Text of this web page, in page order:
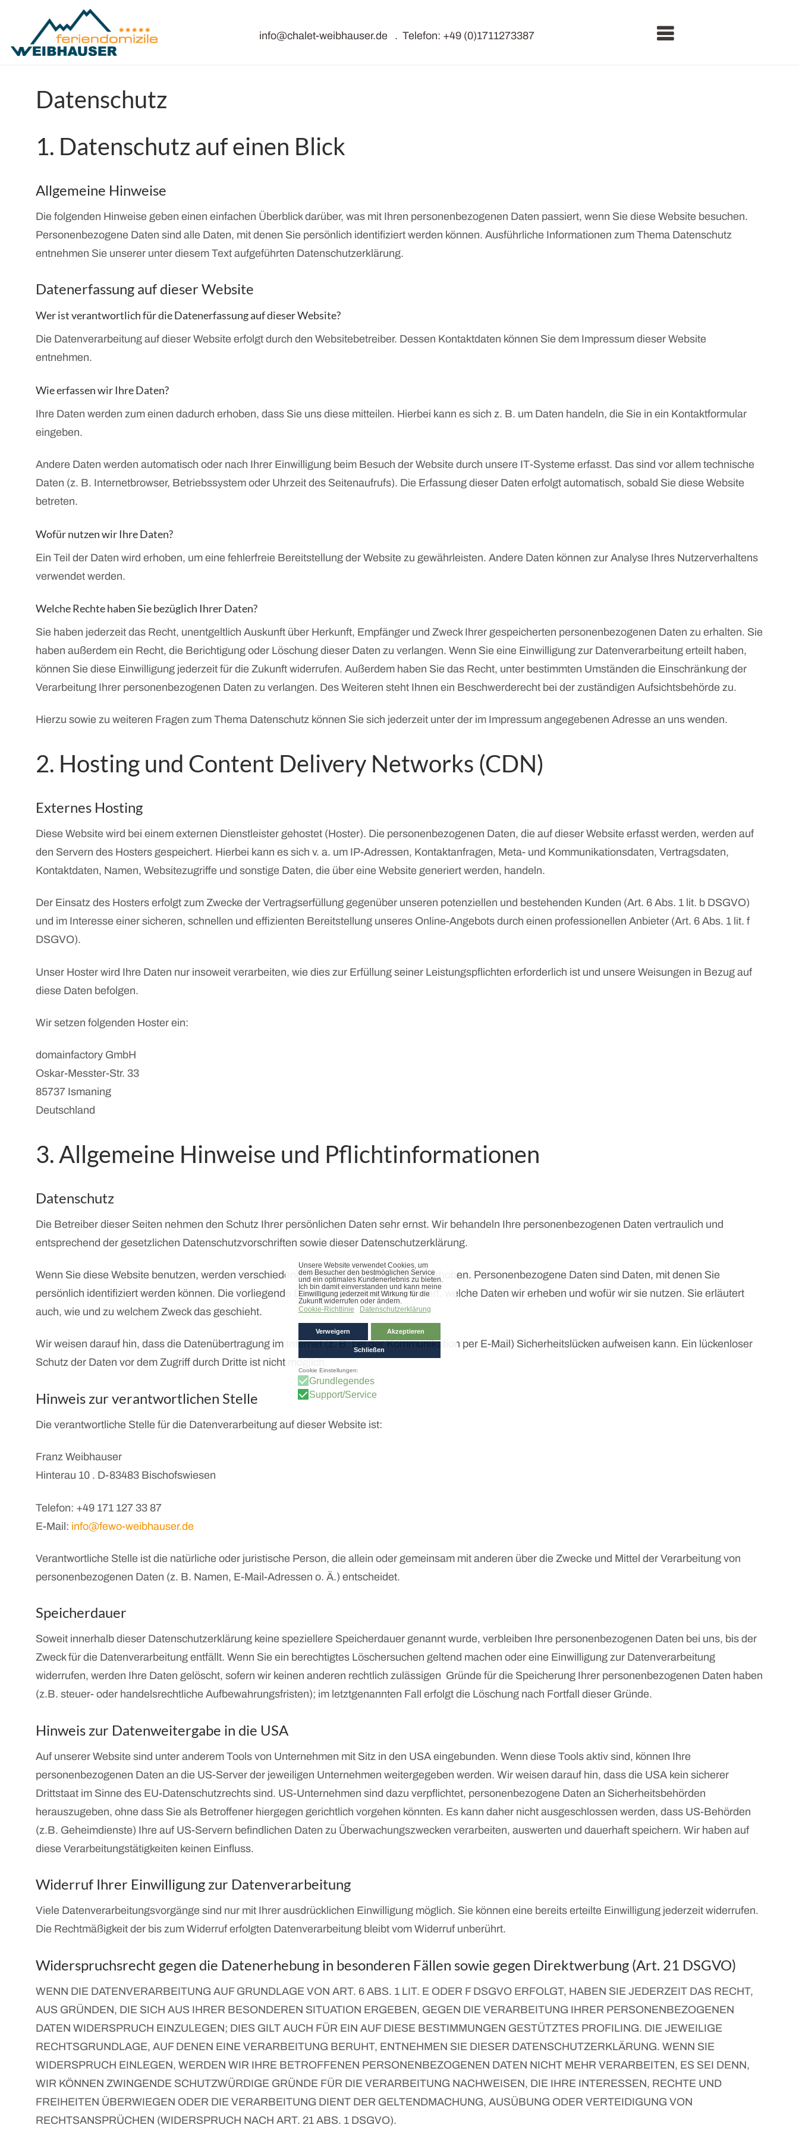
info@chalet-weibhauser.de . Telefon: +49 (0)1711273387
Datenschutz
1. Datenschutz auf einen Blick
Allgemeine Hinweise
Die folgenden Hinweise geben einen einfachen Überblick darüber, was mit Ihren personenbezogenen Daten passiert, wenn Sie diese Website besuchen.
Personenbezogene Daten sind alle Daten, mit denen Sie persönlich identifiziert werden können. Ausführliche Informationen zum Thema Datenschutz
entnehmen Sie unserer unter diesem Text aufgeführten Datenschutzerklärung.
Datenerfassung auf dieser Website
Wer ist verantwortlich für die Datenerfassung auf dieser Website?
Die Datenverarbeitung auf dieser Website erfolgt durch den Websitebetreiber. Dessen Kontaktdaten können Sie dem Impressum dieser Website
entnehmen.
Wie erfassen wir Ihre Daten?
Ihre Daten werden zum einen dadurch erhoben, dass Sie uns diese mitteilen. Hierbei kann es sich z. B. um Daten handeln, die Sie in ein Kontaktformular
eingeben.
Andere Daten werden automatisch oder nach Ihrer Einwilligung beim Besuch der Website durch unsere IT-Systeme erfasst. Das sind vor allem technische
Daten (z. B. Internetbrowser, Betriebssystem oder Uhrzeit des Seitenaufrufs). Die Erfassung dieser Daten erfolgt automatisch, sobald Sie diese Website
betreten.
Wofür nutzen wir Ihre Daten?
Ein Teil der Daten wird erhoben, um eine fehlerfreie Bereitstellung der Website zu gewährleisten. Andere Daten können zur Analyse Ihres Nutzerverhaltens
verwendet werden.
Welche Rechte haben Sie bezüglich Ihrer Daten?
Sie haben jederzeit das Recht, unentgeltlich Auskunft über Herkunft, Empfänger und Zweck Ihrer gespeicherten personenbezogenen Daten zu erhalten. Sie
haben außerdem ein Recht, die Berichtigung oder Löschung dieser Daten zu verlangen. Wenn Sie eine Einwilligung zur Datenverarbeitung erteilt haben,
können Sie diese Einwilligung jederzeit für die Zukunft widerrufen. Außerdem haben Sie das Recht, unter bestimmten Umständen die Einschränkung der
Verarbeitung Ihrer personenbezogenen Daten zu verlangen. Des Weiteren steht Ihnen ein Beschwerderecht bei der zuständigen Aufsichtsbehörde zu.
Hierzu sowie zu weiteren Fragen zum Thema Datenschutz können Sie sich jederzeit unter der im Impressum angegebenen Adresse an uns wenden.
2. Hosting und Content Delivery Networks (CDN)
Externes Hosting
Diese Website wird bei einem externen Dienstleister gehostet (Hoster). Die personenbezogenen Daten, die auf dieser Website erfasst werden, werden auf
den Servern des Hosters gespeichert. Hierbei kann es sich v. a. um IP-Adressen, Kontaktanfragen, Meta- und Kommunikationsdaten, Vertragsdaten,
Kontaktdaten, Namen, Websitezugriffe und sonstige Daten, die über eine Website generiert werden, handeln.
Der Einsatz des Hosters erfolgt zum Zwecke der Vertragserfüllung gegenüber unseren potenziellen und bestehenden Kunden (Art. 6 Abs. 1 lit. b DSGVO)
und im Interesse einer sicheren, schnellen und effizienten Bereitstellung unseres Online-Angebots durch einen professionellen Anbieter (Art. 6 Abs. 1 lit. f
DSGVO).
Unser Hoster wird Ihre Daten nur insoweit verarbeiten, wie dies zur Erfüllung seiner Leistungspflichten erforderlich ist und unsere Weisungen in Bezug auf
diese Daten befolgen.
Wir setzen folgenden Hoster ein:
domainfactory GmbH
Oskar-Messter-Str. 33
85737 Ismaning
Deutschland
3. Allgemeine Hinweise und Pflicht­informationen
Datenschutz
Die Betreiber dieser Seiten nehmen den Schutz Ihrer persönlichen Daten sehr ernst. Wir behandeln Ihre personenbezogenen Daten vertraulich und
entsprechend der gesetzlichen Datenschutzvorschriften sowie dieser Datenschutzerklärung.
Wenn Sie diese Website benutzen, werden verschiedene personenbezogene Daten erhoben. Personenbezogene Daten sind Daten, mit denen Sie
persönlich identifiziert werden können. Die vorliegende Datenschutzerklärung erläutert, welche Daten wir erheben und wofür wir sie nutzen. Sie erläutert
auch, wie und zu welchem Zweck das geschieht.
Wir weisen darauf hin, dass die Datenübertragung im Internet (z. B. bei der Kommunikation per E-Mail) Sicherheitslücken aufweisen kann. Ein lückenloser
Schutz der Daten vor dem Zugriff durch Dritte ist nicht möglich.
Hinweis zur verantwortlichen Stelle
Die verantwortliche Stelle für die Datenverarbeitung auf dieser Website ist:
Franz Weibhauser
Hinterau 10 . D-83483 Bischofswiesen
Telefon: +49 171 127 33 87
E-Mail: info@fewo-weibhauser.de
Verantwortliche Stelle ist die natürliche oder juristische Person, die allein oder gemeinsam mit anderen über die Zwecke und Mittel der Verarbeitung von
personenbezogenen Daten (z. B. Namen, E-Mail-Adressen o. Ä.) entscheidet.
Speicherdauer
Soweit innerhalb dieser Datenschutzerklärung keine speziellere Speicherdauer genannt wurde, verbleiben Ihre personenbezogenen Daten bei uns, bis der
Zweck für die Datenverarbeitung entfällt. Wenn Sie ein berechtigtes Löschersuchen geltend machen oder eine Einwilligung zur Datenverarbeitung
widerrufen, werden Ihre Daten gelöscht, sofern wir keinen anderen rechtlich zulässigen Gründe für die Speicherung Ihrer personenbezogenen Daten haben
(z.B. steuer- oder handelsrechtliche Aufbewahrungsfristen); im letztgenannten Fall erfolgt die Löschung nach Fortfall dieser Gründe.
Hinweis zur Datenweitergabe in die USA
Auf unserer Website sind unter anderem Tools von Unternehmen mit Sitz in den USA eingebunden. Wenn diese Tools aktiv sind, können Ihre
personenbezogenen Daten an die US-Server der jeweiligen Unternehmen weitergegeben werden. Wir weisen darauf hin, dass die USA kein sicherer
Drittstaat im Sinne des EU-Datenschutzrechts sind. US-Unternehmen sind dazu verpflichtet, personenbezogene Daten an Sicherheitsbehörden
herauszugeben, ohne dass Sie als Betroffener hiergegen gerichtlich vorgehen könnten. Es kann daher nicht ausgeschlossen werden, dass US-Behörden
(z.B. Geheimdienste) Ihre auf US-Servern befindlichen Daten zu Überwachungszwecken verarbeiten, auswerten und dauerhaft speichern. Wir haben auf
diese Verarbeitungstätigkeiten keinen Einfluss.
Widerruf Ihrer Einwilligung zur Datenverarbeitung
Viele Datenverarbeitungsvorgänge sind nur mit Ihrer ausdrücklichen Einwilligung möglich. Sie können eine bereits erteilte Einwilligung jederzeit widerrufen.
Die Rechtmäßigkeit der bis zum Widerruf erfolgten Datenverarbeitung bleibt vom Widerruf unberührt.
Widerspruchsrecht gegen die Datenerhebung in besonderen Fällen sowie gegen Direktwerbung (Art. 21 DSGVO)
WENN DIE DATENVERARBEITUNG AUF GRUNDLAGE VON ART. 6 ABS. 1 LIT. E ODER F DSGVO ERFOLGT, HABEN SIE JEDERZEIT DAS RECHT,
AUS GRÜNDEN, DIE SICH AUS IHRER BESONDEREN SITUATION ERGEBEN, GEGEN DIE VERARBEITUNG IHRER PERSONENBEZOGENEN
DATEN WIDERSPRUCH EINZULEGEN; DIES GILT AUCH FÜR EIN AUF DIESE BESTIMMUNGEN GESTÜTZTES PROFILING. DIE JEWEILIGE
RECHTSGRUNDLAGE, AUF DENEN EINE VERARBEITUNG BERUHT, ENTNEHMEN SIE DIESER DATENSCHUTZERKLÄRUNG. WENN SIE
WIDERSPRUCH EINLEGEN, WERDEN WIR IHRE BETROFFENEN PERSONENBEZOGENEN DATEN NICHT MEHR VERARBEITEN, ES SEI DENN,
WIR KÖNNEN ZWINGENDE SCHUTZWÜRDIGE GRÜNDE FÜR DIE VERARBEITUNG NACHWEISEN, DIE IHRE INTERESSEN, RECHTE UND
FREIHEITEN ÜBERWIEGEN ODER DIE VERARBEITUNG DIENT DER GELTENDMACHUNG, AUSÜBUNG ODER VERTEIDIGUNG VON
RECHTSANSPRÜCHEN (WIDERSPRUCH NACH ART. 21 ABS. 1 DSGVO).